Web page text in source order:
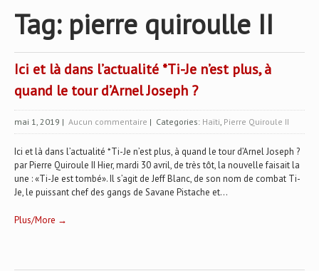
Tag: pierre quiroulle II
Ici et là dans l’actualité *Ti-Je n’est plus, à
quand le tour d’Arnel Joseph ?
mai 1, 2019 | Aucun commentaire | Categories: Haïti, Pierre Quiroule II
Ici et là dans l’actualité *Ti-Je n’est plus, à quand le tour d’Arnel Joseph ?
par Pierre Quiroule II Hier, mardi 30 avril, de très tôt, la nouvelle faisait la
une : «Ti-Je est tombé». Il s’agit de Jeff Blanc, de son nom de combat Ti-
Je, le puissant chef des gangs de Savane Pistache et...
Plus/More →